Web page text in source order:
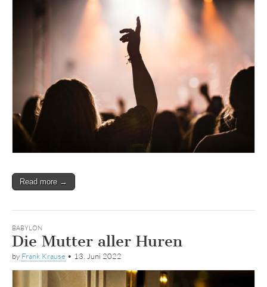
Read more →
BABYLON
Die Mutter aller Huren
by Frank Krause • 13. Juni 2022